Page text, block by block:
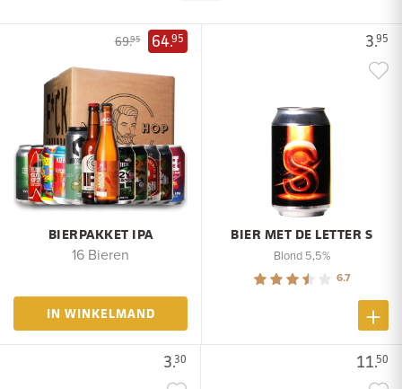
69.95 64.95
BIERPAKKET IPA
16 Bieren
IN WINKELMAND
3.95
BIER MET DE LETTER S
Blond 5,5%
6.7
3.30 11.50